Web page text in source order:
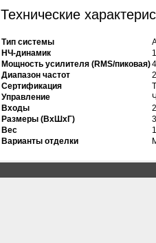
Технические
Тип системы
НЧ-динамик
Мощность усилителя (RMS/пиковая)
Диапазон частот
Сертификация
Управление
Входы
Размеры (ВxШxГ)
Вес
Варианты отделки